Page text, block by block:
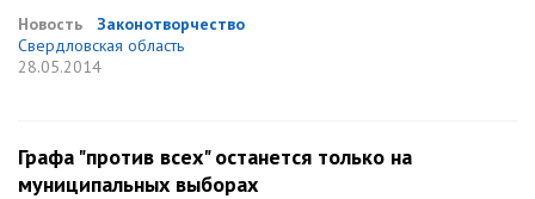
Новость
Законотворчество
Свердловская область
28.05.2014
Графа "против всех" останется только на
муниципальных выборах